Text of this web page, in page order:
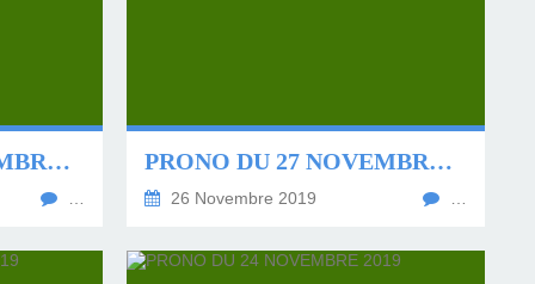
PRONO DU 28 NOVEMBRE 2019 PRONO DU 27 NOVEMBRE 2019
26 Novembre 2019